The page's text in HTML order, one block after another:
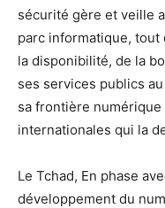
sécurité gère et veille
parc informatique, tout
la disponibilité, de la
ses services publics
sa frontière
internationales qui la
Le Tchad, En phase
développement du